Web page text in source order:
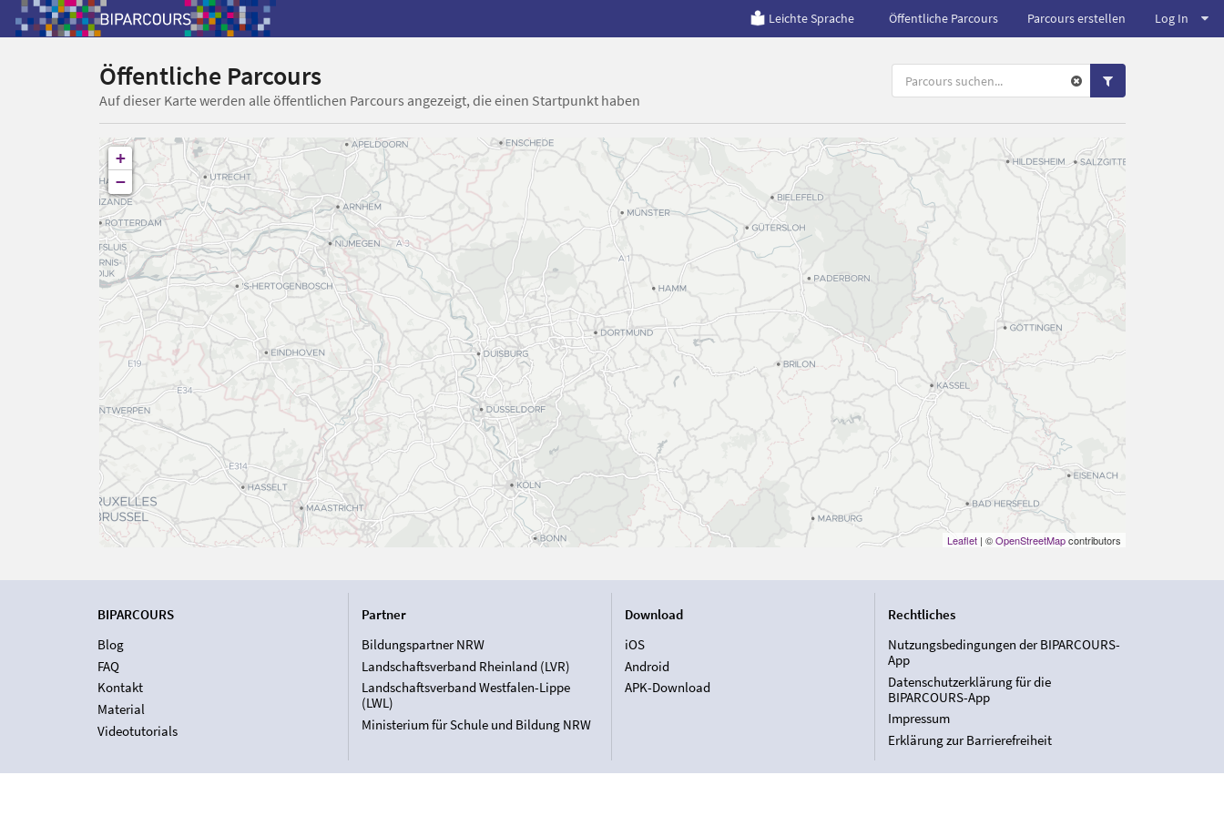
Leichte Sprache Öffentliche Parcours Parcours erstellen Log In
Öffentliche Parcours
Auf dieser Karte werden alle öffentlichen Parcours angezeigt, die einen Startpunkt haben
+
−
Leaflet| ©OpenStreetMapcontributors
BIPARCOURS
Blog
FAQ
Kontakt
Material
Videotutorials
Partner
Bildungspartner NRW
Landschaftsverband Rheinland (LVR)
Landschaftsverband Westfalen-Lippe
(LWL)
Ministerium für Schule und Bildung NRW
Download
iOS
Android
APK-Download
Rechtliches
Nutzungsbedingungen der BIPARCOURS-
App
Datenschutzerklärung für die
BIPARCOURS-App
Impressum
Erklärung zur Barrierefreiheit